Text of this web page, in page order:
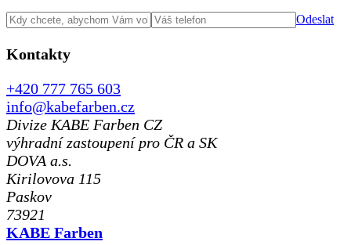
Odeslat
Kontakty
+420 777 765 603
info@kabefarben.cz
Divize KABE Farben CZ
výhradní zastoupení pro ČR a SK
DOVA a.s.
Kirilovova 115
Paskov
73921
KABE Farben